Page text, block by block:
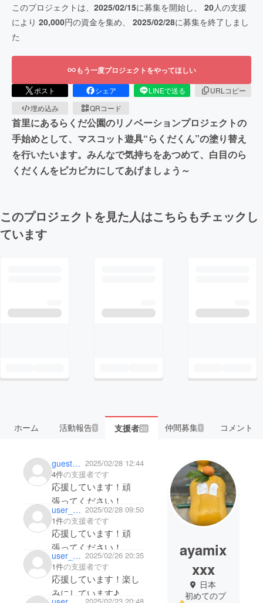
このプロジェクトは、 2025/02/15に募集を開始し、 20人の支援
により 20,000円の資金を集め、 2025/02/28に募集を終了しまし
た
もう一度プロジェクトをやってほしい
ポスト シェア LINEで送る
URLコピー
埋め込み
QRコード
首里にあるらくだ公園のリノベーションプロジェクトの
手始めとして、マスコット遊具“らくだくん”の塗り替え
を行いたいます。みんなで気持ちをあつめて、白目のら
くだくんをピカピカにしてあげましょう～
このプロジェクトを見た人はこちらもチェックし
ています
ホーム 活動報告1 支援者 20 仲間募集 1 コメント
gueste87970f895 2025/02/28 12:44
4件の支援者です
応援しています！頑
張ってください！
user_dfcf1f5e1d24 2025/02/28 09:50
1件の支援者です
応援しています！頑
張ってください！
user_999a9d504e04 2025/02/26 20:35
1件の支援者です
応援しています！楽し
みにしています♪
ayamix
xxx
日本
初めてのプ